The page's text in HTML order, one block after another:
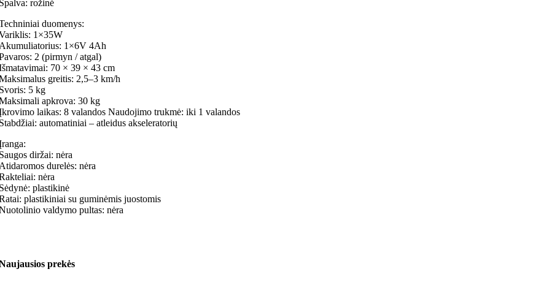
rožinė
duomenys:
1×35W
1×6V 4Ah
2 (pirmyn / atgal)
70 × 39 × 43 cm
greitis: 2,5–3 km/h
5 kg
apkrova: 30 kg
laikas: 8 valandos Naudojimo trukmė: iki 1 valandos
automatiniai – atleidus akseleratorių
diržai: nėra
durelės: nėra
nėra
plastikinė
plastikiniai su guminėmis juostomis
valdymo pultas: nėra
prekės